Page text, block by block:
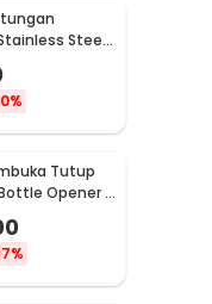
Steel
Tutup
Opener -